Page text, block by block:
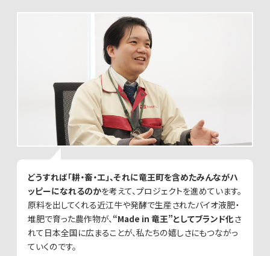
どうすれば「耕・畜・工」、それに竜王町を含めたみんながハ
ッピーになれるのかを考えて、プロジェクトを進めています。
原料を出してくれる近江牛や発酵で生産されたバイオ液肥・
堆肥で育った農作物が、“Made in 竜王”としてブランド化さ
れて日本全国に広まることが、私たちの嬉しさにもつながっ
ていくのです。